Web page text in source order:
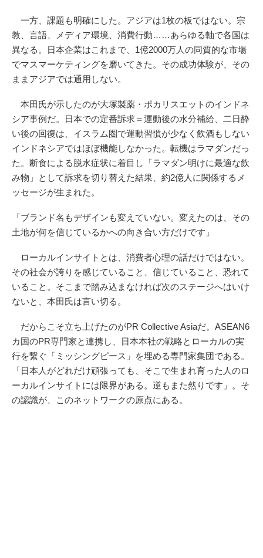
一方、課題も明確にした。アジアは1枚の板ではない。宗
教、言語、メディア環境、消費行動……あらゆる軸で各国は
異なる。日本企業はこれまで、1億2000万人の同質的な市場
でマスマーケティングを磨いてきた。その成功体験が、その
ままアジアでは通用しない。
本田氏が示したのが大塚製薬・ポカリスエットのインドネ
シア事例だ。日本での定番訴求＝運動後の水分補給、二日酔
い後の回復は、イスラム圏で運動習慣が少なく飲酒もしない
インドネシアではほぼ機能しなかった。転機はラマダンだっ
た。断食による脱水症状に着目し「ラマダン明けに最適な飲
み物」として訴求を切り替えた結果、約2億人に関係するメ
ッセージが生まれた。
「ブランド名もデザインも変えていない。変えたのは、その
土地が何を信じているかへの向き合い方だけです」
ローカルインサイトとは、消費者心理の話だけではない。
その社会が誇りを感じていること、信じていること、恐れて
いること。そこまで踏み込まなければ次のステージへはいけ
ないと、本田氏は言い切る。
だからこそ立ち上げたのがPR Collective Asiaだ。ASEAN6
カ国のPR専門家と連携し、日本本社の戦略とローカルの実
行を繋ぐ「ミッシングピース」を埋める専門家集団である。
「日本人がどれだけ頑張っても、そこで生まれ育った人のロ
ーカルインサイトには限界がある。逆もまた然りです」。そ
の認識が、このネットワークの原点にある。